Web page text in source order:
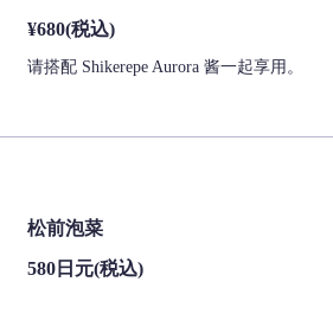
¥680(税込)
请搭配 Shikerepe Aurora 酱一起享用。
松前泡菜
580日元(税込)